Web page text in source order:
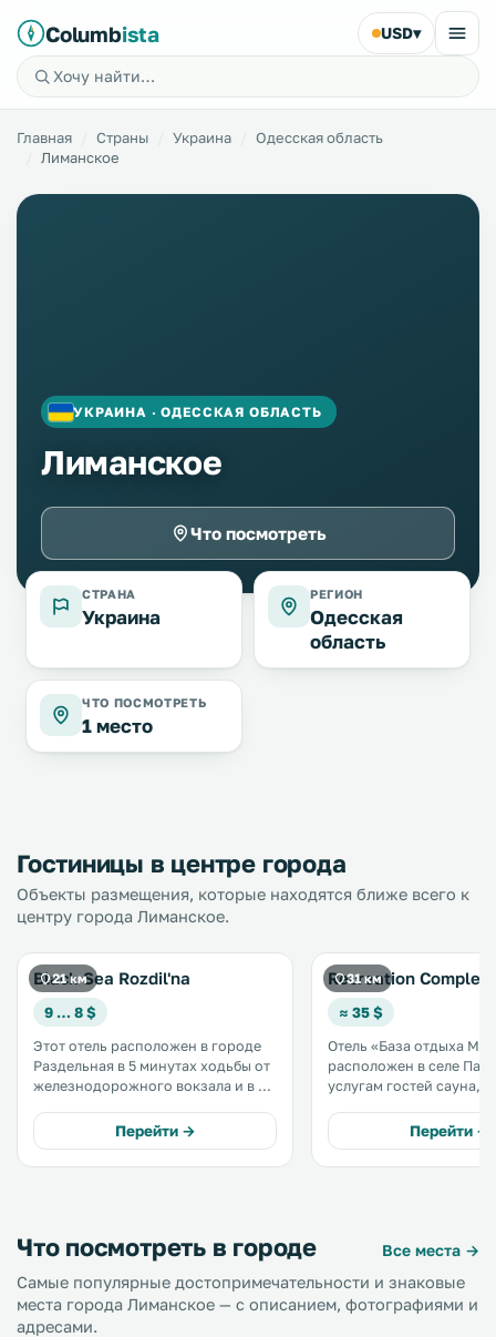
Columbista USD▾
Главная Страны Украина
Одесская область
Лиманское
УКРАИНА · ОДЕССКАЯ ОБЛАСТЬ
Лиманское
Что посмотреть
СТРАНА
Украина
РЕГИОН
Одесская
область
ЧТО ПОСМОТРЕТЬ
1 место
Гостиницы в центре города
Объекты размещения, которые находятся ближе всего к
центру города Лиманское.
21 км
Black Sea Rozdil'na
9 … 8 $
Этот отель расположен в городе
Раздельная в 5 минутах ходьбы от
железнодорожного вокзала и в 70
бесплатный Wi-Fi, сауна и номера
с мини-баром. .
Перейти →
31 км
Recreation Complex
≈ 35 $
Отель «База отдыха
расположен в селе
услугам гостей сауна,
детская площадка,
ресторан. Также предоставляется
бесплатная частная
Перейти →
Что посмотреть в городе
Все места →
Самые популярные достопримечательности и знаковые
места города Лиманское — с описанием, фотографиями и
адресами.